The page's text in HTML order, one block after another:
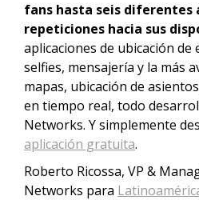
fans hasta seis diferentes
repeticiones hacia sus
aplicaciones de ubicación
selfies, mensajería y la más
mapas, ubicación de
en tiempo real, todo
Networks. Y simplemente
aplicación gratuita.
Roberto Ricossa, VP &
Networks para